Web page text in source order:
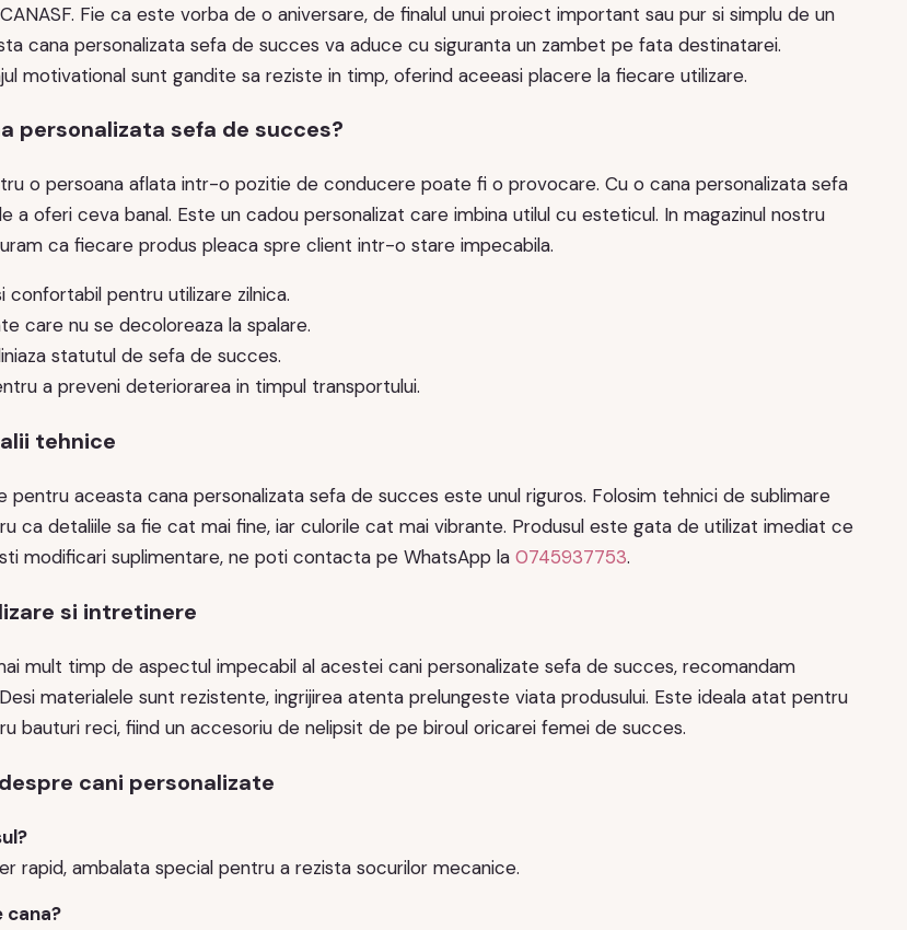
Fie ca este vorba de o aniversare, de finalul unui proiect important sau pur si simplu de un
cana personalizata sefa de succes va aduce cu siguranta un zambet pe fata destinatarei.
motivational sunt gandite sa reziste in timp, oferind aceeasi placere la fiecare utilizare.
personalizata sefa de succes?
o persoana aflata intr-o pozitie de conducere poate fi o provocare. Cu o cana personalizata sefa
a oferi ceva banal. Este un cadou personalizat care imbina utilul cu esteticul. In magazinul nostru
ca fiecare produs pleaca spre client intr-o stare impecabila.
confortabil pentru utilizare zilnica.
care nu se decoloreaza la spalare.
statutul de sefa de succes.
a preveni deteriorarea in timpul transportului.
tehnice
pentru aceasta cana personalizata sefa de succes este unul riguros. Folosim tehnici de sublimare
ca detaliile sa fie cat mai fine, iar culorile cat mai vibrante. Produsul este gata de utilizat imediat ce
modificari suplimentare, ne poti contacta pe WhatsApp la 0745937753.
si intretinere
mult timp de aspectul impecabil al acestei cani personalizate sefa de succes, recomandam
materialele sunt rezistente, ingrijirea atenta prelungeste viata produsului. Este ideala atat pentru
bauturi reci, fiind un accesoriu de nelipsit de pe biroul oricarei femei de succes.
cani personalizate
rapid, ambalata special pentru a rezista socurilor mecanice.
cana?